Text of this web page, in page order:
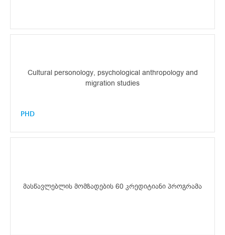
Cultural personology, psychological anthropology and
migration studies
PHD
მასწავლებლის მომზადების 60 კრედიტიანი პროგრამა